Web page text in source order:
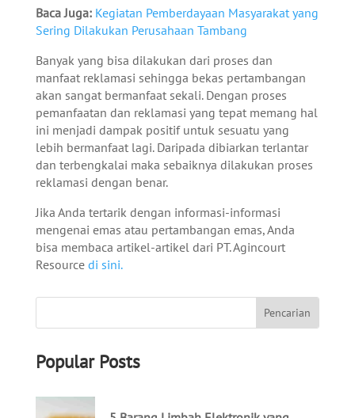
Baca Juga: Kegiatan Pemberdayaan Masyarakat yang
Sering Dilakukan Perusahaan Tambang
Banyak yang bisa dilakukan dari proses dan
manfaat reklamasi sehingga bekas pertambangan
akan sangat bermanfaat sekali. Dengan proses
pemanfaatan dan reklamasi yang tepat memang hal
ini menjadi dampak positif untuk sesuatu yang
lebih bermanfaat lagi. Daripada dibiarkan terlantar
dan terbengkalai maka sebaiknya dilakukan proses
reklamasi dengan benar.
Jika Anda tertarik dengan informasi-informasi
mengenai emas atau pertambangan emas, Anda
bisa membaca artikel-artikel dari PT. Agincourt
Resource di sini.
Popular Posts